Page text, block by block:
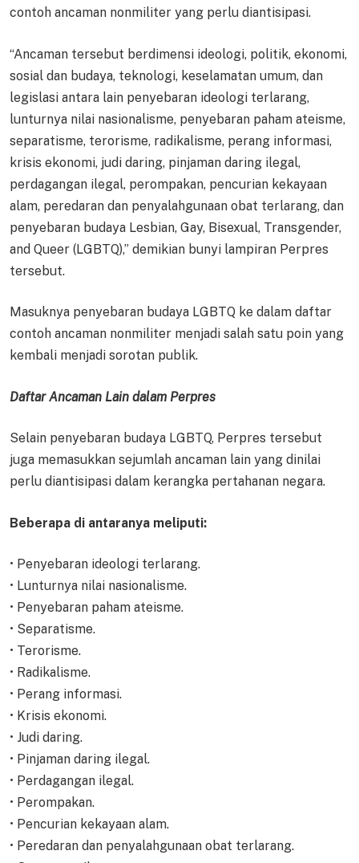
contoh ancaman nonmiliter yang perlu diantisipasi.
“Ancaman tersebut berdimensi ideologi, politik, ekonomi,
sosial dan budaya, teknologi, keselamatan umum, dan
legislasi antara lain penyebaran ideologi terlarang,
lunturnya nilai nasionalisme, penyebaran paham ateisme,
separatisme, terorisme, radikalisme, perang informasi,
krisis ekonomi, judi daring, pinjaman daring ilegal,
perdagangan ilegal, perompakan, pencurian kekayaan
alam, peredaran dan penyalahgunaan obat terlarang, dan
penyebaran budaya Lesbian, Gay, Bisexual, Transgender,
and Queer (LGBTQ),” demikian bunyi lampiran Perpres
tersebut.
Masuknya penyebaran budaya LGBTQ ke dalam daftar
contoh ancaman nonmiliter menjadi salah satu poin yang
kembali menjadi sorotan publik.
Daftar Ancaman Lain dalam Perpres
Selain penyebaran budaya LGBTQ, Perpres tersebut
juga memasukkan sejumlah ancaman lain yang dinilai
perlu diantisipasi dalam kerangka pertahanan negara.
Beberapa di antaranya meliputi:
• Penyebaran ideologi terlarang.
• Lunturnya nilai nasionalisme.
• Penyebaran paham ateisme.
• Separatisme.
• Terorisme.
• Radikalisme.
• Perang informasi.
• Krisis ekonomi.
• Judi daring.
• Pinjaman daring ilegal.
• Perdagangan ilegal.
• Perompakan.
• Pencurian kekayaan alam.
• Peredaran dan penyalahgunaan obat terlarang.